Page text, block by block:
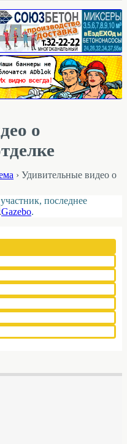
о
› Удивительные видео о
последнее
Gazebo.